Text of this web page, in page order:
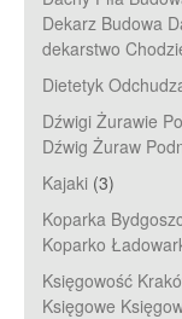
Dekarz Budowa
dekarstwo
Dietetyk
Dźwigi Żurawie
Dźwig Żuraw
Kajaki (3)
Koparka
Koparko
Księgowość
Księgowe